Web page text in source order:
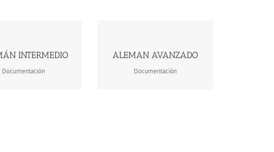
INTERMEDIO
Documentación
ALEMAN AVANZADO
Documentación